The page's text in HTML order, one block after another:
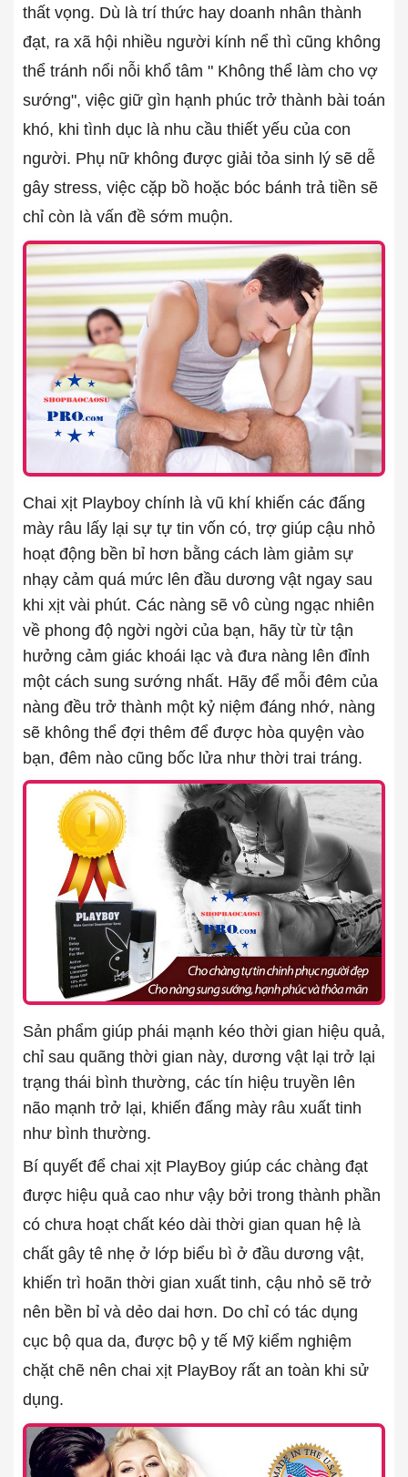
thất vọng. Dù là trí thức hay doanh nhân thành
đạt, ra xã hội nhiều người kính nể thì cũng không
thể tránh nổi nỗi khổ tâm " Không thể làm cho vợ
sướng", việc giữ gìn hạnh phúc trở thành bài toán
khó, khi tình dục là nhu cầu thiết yếu của con
người. Phụ nữ không được giải tỏa sinh lý sẽ dễ
gây stress, việc cặp bồ hoặc bóc bánh trả tiền sẽ
chỉ còn là vấn đề sớm muộn.
Chai xịt Playboy chính là vũ khí khiến các đấng
mày râu lấy lại sự tự tin vốn có, trợ giúp cậu nhỏ
hoạt động bền bỉ hơn bằng cách làm giảm sự
nhạy cảm quá mức lên đầu dương vật ngay sau
khi xịt vài phút. Các nàng sẽ vô cùng ngạc nhiên
về phong độ ngời ngời của bạn, hãy từ từ tận
hưởng cảm giác khoái lạc và đưa nàng lên đỉnh
một cách sung sướng nhất. Hãy để mỗi đêm của
nàng đều trở thành một kỷ niệm đáng nhớ, nàng
sẽ không thể đợi thêm để được hòa quyện vào
bạn, đêm nào cũng bốc lửa như thời trai tráng.
Sản phẩm giúp phái mạnh kéo thời gian hiệu quả,
chỉ sau quãng thời gian này, dương vật lại trở lại
trạng thái bình thường, các tín hiệu truyền lên
não mạnh trở lại, khiến đấng mày râu xuất tinh
như bình thường.
Bí quyết để chai xịt PlayBoy giúp các chàng đạt
được hiệu quả cao như vậy bởi trong thành phần
có chưa hoạt chất kéo dài thời gian quan hệ là
chất gây tê nhẹ ở lớp biểu bì ở đầu dương vật,
khiến trì hoãn thời gian xuất tinh, cậu nhỏ sẽ trở
nên bền bỉ và dẻo dai hơn. Do chỉ có tác dụng
cục bộ qua da, được bộ y tế Mỹ kiểm nghiệm
chặt chẽ nên chai xịt PlayBoy rất an toàn khi sử
dụng.